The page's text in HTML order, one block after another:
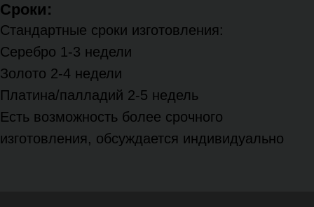
Сроки:
Стандартные сроки изготовления:
Серебро 1-3 недели
Золото 2-4 недели
Платина/палладий 2-5 недель
Есть возможность более срочного
изготовления, обсуждается индивидуально